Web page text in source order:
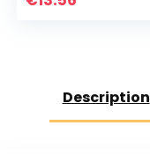
Description